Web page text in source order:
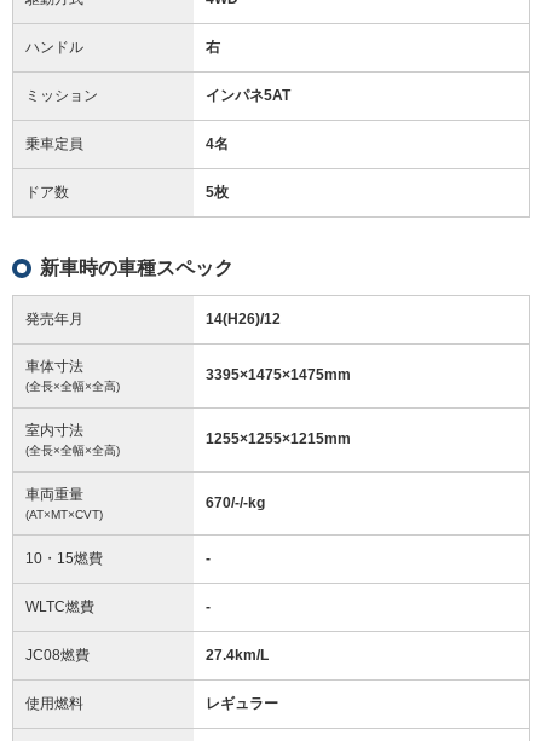
ハンドル 右
ミッション インパネ5AT
乗車定員 4名
ドア数 5枚
新車時の車種スペック
発売年月 14(H26)/12
車体寸法
(全長×全幅×全高)
3395×1475×1475mm
室内寸法
(全長×全幅×全高)
1255×1255×1215mm
車両重量
(AT×MT×CVT)
670/-/-kg
10・15燃費 -
WLTC燃費 -
JC08燃費 27.4km/L
使用燃料 レギュラー